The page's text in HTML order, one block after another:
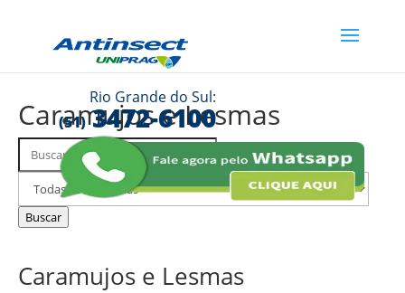
Rio Grande do Sul:
(51)3472-6100
Caramujos e Lesmas
Buscar
FAQs
Filtrar
por
categoria
Buscar
Caramujos e Lesmas